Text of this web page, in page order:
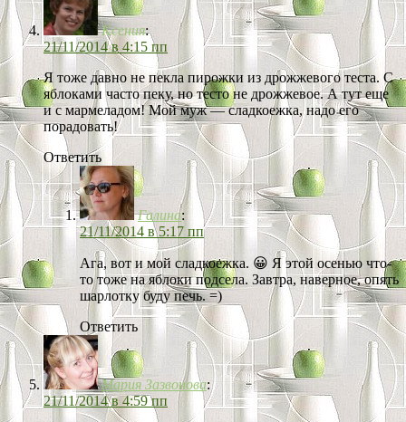
Ксения:
21/11/2014 в 4:15 пп
Я тоже давно не пекла пирожки из дрожжевого теста. С
яблоками часто пеку, но тесто не дрожжевое. А тут еще
и с мармеладом! Мой муж — сладкоежка, надо его
порадовать!
Ответить
Галина:
21/11/2014 в 5:17 пп
Ага, вот и мой сладкоежка. 😀 Я этой осенью что-
то тоже на яблоки подсела. Завтра, наверное, опять
шарлотку буду печь. =)
Ответить
Мария Зазвонова:
21/11/2014 в 4:59 пп